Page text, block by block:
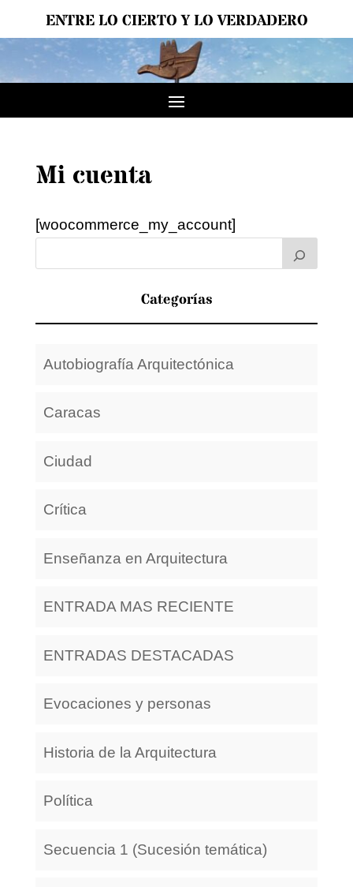
ENTRE LO CIERTO Y LO VERDADERO
Mi cuenta
[woocommerce_my_account]
Categorías
Autobiografía Arquitectónica
Caracas
Ciudad
Crítica
Enseñanza en Arquitectura
ENTRADA MAS RECIENTE
ENTRADAS DESTACADAS
Evocaciones y personas
Historia de la Arquitectura
Política
Secuencia 1 (Sucesión temática)